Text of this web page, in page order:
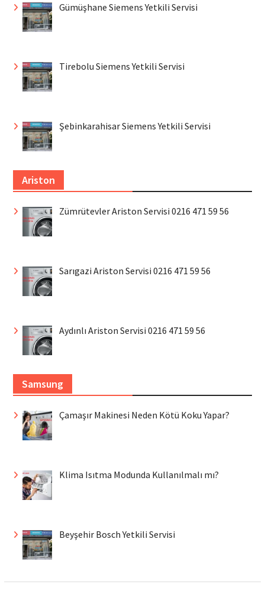
Gümüşhane Siemens Yetkili Servisi
Tirebolu Siemens Yetkili Servisi
Şebinkarahisar Siemens Yetkili Servisi
Ariston
Zümrütevler Ariston Servisi 0216 471 59 56
Sarıgazi Ariston Servisi 0216 471 59 56
Aydınlı Ariston Servisi 0216 471 59 56
Samsung
Çamaşır Makinesi Neden Kötü Koku Yapar?
Klima Isıtma Modunda Kullanılmalı mı?
Beyşehir Bosch Yetkili Servisi